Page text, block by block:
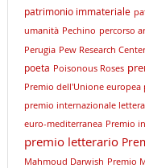
patrimonio immateriale
umanità Pechino percorso
Perugia Pew Research Center
poeta Poisonous Roses
Premio dell'Unione europea
premio internazionale
euro-mediterranea Premio
premio letterario
Mahmoud Darwish Premio